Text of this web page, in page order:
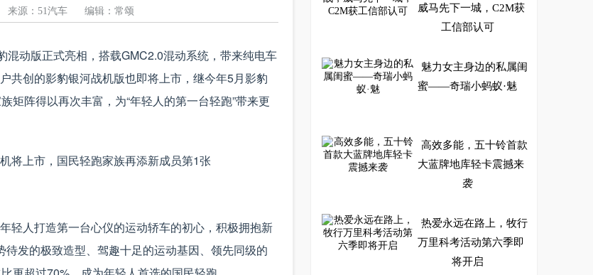
来源：51汽车 编辑：常颂
动版正式亮相，搭载GMC2.0混动系统，带来纯电车
共创的影豹银河战机版也即将上市，继今年5月影豹
矩阵得以再次丰富，为“年轻人的第一台轻跑”带来更
轻人打造第一台心仪的运动轿车的初心，积极拥抱新
发的极致造型、驾趣十足的运动基因、领先同级的
威马先下一城，C2M获
工信部认可
魅力女主身边的私属闺
蜜——奇瑞小蚂蚁·魅
高效多能，五十铃首款
大蓝牌地库轻卡震撼来
袭
热爱永远在路上，牧行
万里科考活动第六季即
将开启